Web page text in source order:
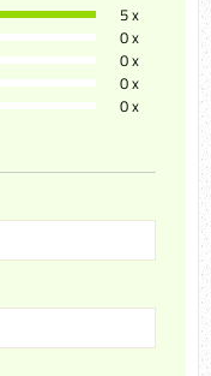
5 x
0 x
0 x
0 x
0 x